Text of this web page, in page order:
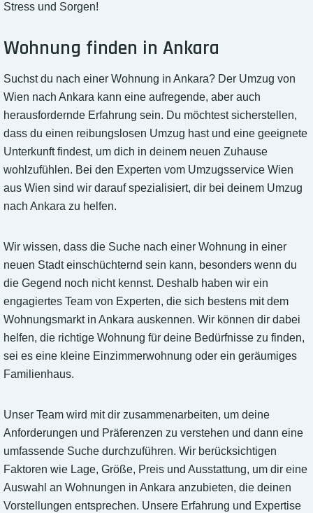
Stress und Sorgen!
Wohnung finden in Ankara
Suchst du nach einer Wohnung in Ankara? Der Umzug von
Wien nach Ankara kann eine aufregende, aber auch
herausfordernde Erfahrung sein. Du möchtest sicherstellen,
dass du einen reibungslosen Umzug hast und eine geeignete
Unterkunft findest, um dich in deinem neuen Zuhause
wohlzufühlen. Bei den Experten vom Umzugsservice Wien
aus Wien sind wir darauf spezialisiert, dir bei deinem Umzug
nach Ankara zu helfen.
Wir wissen, dass die Suche nach einer Wohnung in einer
neuen Stadt einschüchternd sein kann, besonders wenn du
die Gegend noch nicht kennst. Deshalb haben wir ein
engagiertes Team von Experten, die sich bestens mit dem
Wohnungsmarkt in Ankara auskennen. Wir können dir dabei
helfen, die richtige Wohnung für deine Bedürfnisse zu finden,
sei es eine kleine Einzimmerwohnung oder ein geräumiges
Familienhaus.
Unser Team wird mit dir zusammenarbeiten, um deine
Anforderungen und Präferenzen zu verstehen und dann eine
umfassende Suche durchzuführen. Wir berücksichtigen
Faktoren wie Lage, Größe, Preis und Ausstattung, um dir eine
Auswahl an Wohnungen in Ankara anzubieten, die deinen
Vorstellungen entsprechen. Unsere Erfahrung und Expertise